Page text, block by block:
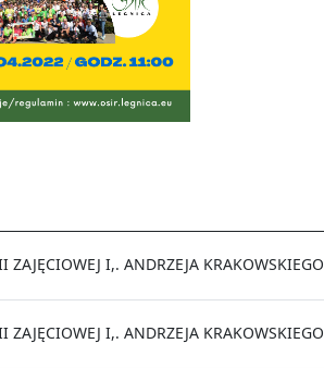
ZAJĘCIOWEJ I,. ANDRZEJA KRAKOWSKIEGO
ZAJĘCIOWEJ I,. ANDRZEJA KRAKOWSKIEGO